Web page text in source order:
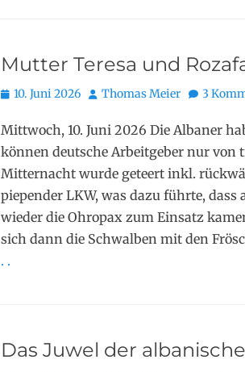
Mutter Teresa und
Posted
10. Juni 2026 Autor
Thomas Meier 3
Mittwoch, 10. Juni 2026 Die Albaner
können deutsche Arbeitgeber nur von
Mitternacht wurde geteert inkl.
piepender LKW, was dazu führte,
wieder die Ohropax zum Einsatz
sich dann die Schwalben mit den
. .
Das Juwel der